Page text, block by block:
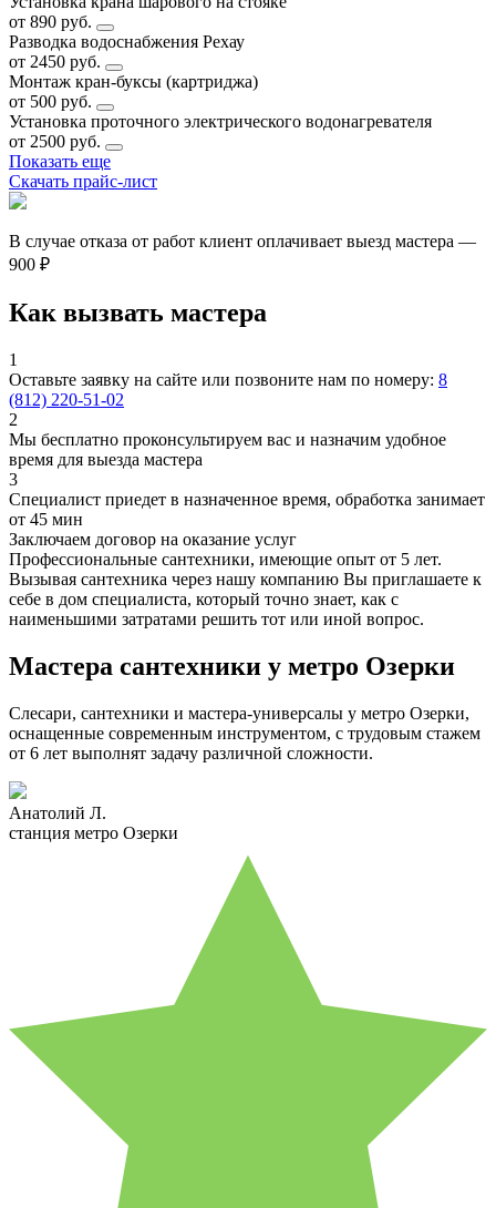
от 890 руб.
Разводка водоснабжения Рехау
от 2450 руб.
Монтаж кран-буксы (картриджа)
от 500 руб.
Установка проточного электрического водонагревателя
от 2500 руб.
Показать еще
Скачать прайс-лист
В случае отказа от работ клиент оплачивает выезд мастера —
900 ₽
Как вызвать мастера
1
Оставьте заявку на сайте или позвоните нам по номеру: 8
(812) 220-51-02
2
Мы бесплатно проконсультируем вас и назначим удобное
время для выезда мастера
3
Специалист приедет в назначенное время, обработка занимает
от 45 мин
Заключаем договор на оказание услуг
Профессиональные сантехники, имеющие опыт от 5 лет.
Вызывая сантехника через нашу компанию Вы приглашаете к
себе в дом специалиста, который точно знает, как с
наименьшими затратами решить тот или иной вопрос.
Мастера сантехники у метро Озерки
Слесари, сантехники и мастера-универсалы у метро Озерки,
оснащенные современным инструментом, с трудовым стажем
от 6 лет выполнят задачу различной сложности.
Анатолий Л.
станция метро Озерки